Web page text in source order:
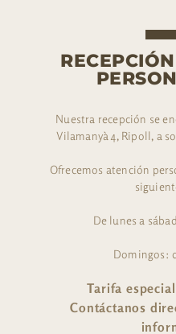
Nuestra recepción se
Vilamanyà 4, Ripoll, a
Ofrecemos atención
De lunes a
Domingos:
Tarifa
Contáctanos